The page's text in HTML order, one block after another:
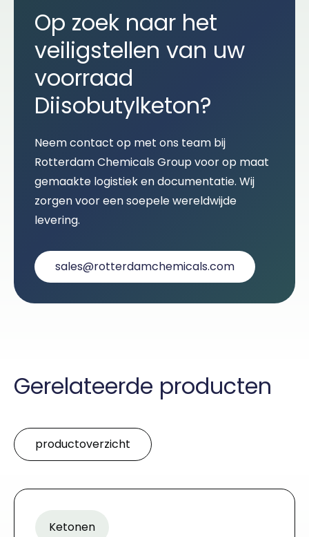
Op zoek naar het
veiligstellen van uw
voorraad
Diisobutylketon?
Neem contact op met ons team bij
Rotterdam Chemicals Group voor op maat
gemaakte logistiek en documentatie. Wij
zorgen voor een soepele wereldwijde
levering.
sales@rotterdamchemicals.com
Gerelateerde producten
productoverzicht
Ketonen